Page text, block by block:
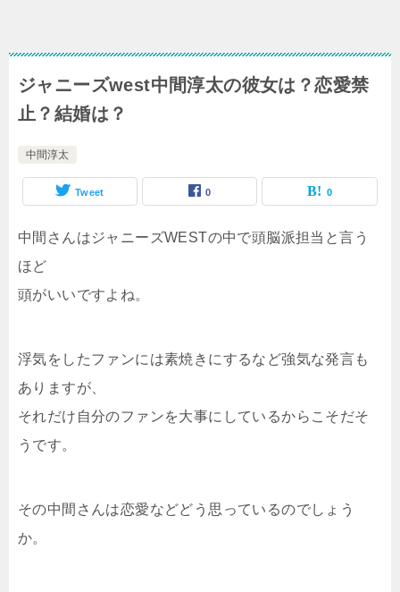
ジャニーズwest中間淳太の彼女は？恋愛禁
止？結婚は？
中間淳太
Tweet 0 0
中間さんはジャニーズWESTの中で頭脳派担当と言う
ほど
頭がいいですよね。
浮気をしたファンには素焼きにするなど強気な発言も
ありますが、
それだけ自分のファンを大事にしているからこそだそ
うです。
その中間さんは恋愛などどう思っているのでしょう
か。